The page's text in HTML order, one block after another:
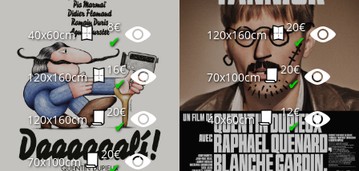
40x60cm
8€
✔
120x160cm
16€
✔
120x160cm
20€
✔
70x100cm
20€
120x160cm
20€
✔
70x100cm
20€
✔
40x60cm
12€
✔